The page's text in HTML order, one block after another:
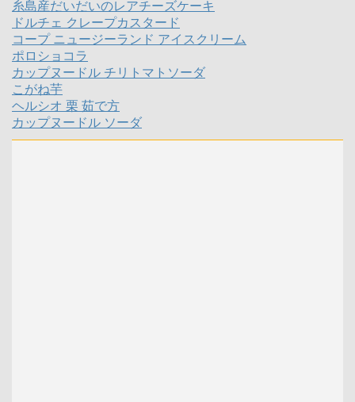
糸島産だいだいのレアチーズケーキ
ドルチェ クレープカスタード
コープ ニュージーランド アイスクリーム
ポロショコラ
カップヌードル チリトマトソーダ
こがね芋
ヘルシオ 栗 茹で方
カップヌードル ソーダ